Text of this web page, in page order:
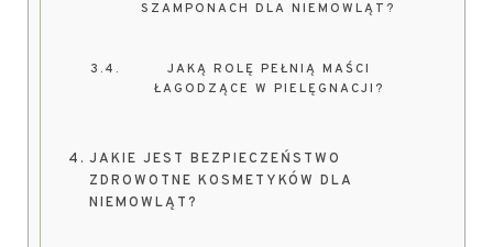
SZAMPONACH DLA NIEMOWLĄT?
JAKĄ ROLĘ PEŁNIĄ MAŚCI
ŁAGODZĄCE W PIELĘGNACJI?
JAKIE JEST BEZPIECZEŃSTWO
ZDROWOTNE KOSMETYKÓW DLA
NIEMOWLĄT?